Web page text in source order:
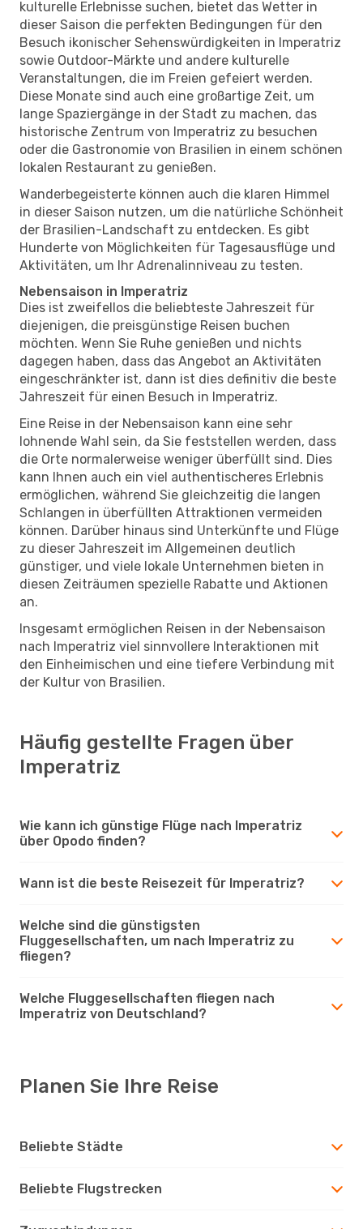
kulturelle Erlebnisse suchen, bietet das Wetter in
dieser Saison die perfekten Bedingungen für den
Besuch ikonischer Sehenswürdigkeiten in Imperatriz
sowie Outdoor-Märkte und andere kulturelle
Veranstaltungen, die im Freien gefeiert werden.
Diese Monate sind auch eine großartige Zeit, um
lange Spaziergänge in der Stadt zu machen, das
historische Zentrum von Imperatriz zu besuchen
oder die Gastronomie von Brasilien in einem schönen
lokalen Restaurant zu genießen.
Wanderbegeisterte können auch die klaren Himmel
in dieser Saison nutzen, um die natürliche Schönheit
der Brasilien-Landschaft zu entdecken. Es gibt
Hunderte von Möglichkeiten für Tagesausflüge und
Aktivitäten, um Ihr Adrenalinniveau zu testen.
Nebensaison in Imperatriz
Dies ist zweifellos die beliebteste Jahreszeit für
diejenigen, die preisgünstige Reisen buchen
möchten. Wenn Sie Ruhe genießen und nichts
dagegen haben, dass das Angebot an Aktivitäten
eingeschränkter ist, dann ist dies definitiv die beste
Jahreszeit für einen Besuch in Imperatriz.
Eine Reise in der Nebensaison kann eine sehr
lohnende Wahl sein, da Sie feststellen werden, dass
die Orte normalerweise weniger überfüllt sind. Dies
kann Ihnen auch ein viel authentischeres Erlebnis
ermöglichen, während Sie gleichzeitig die langen
Schlangen in überfüllten Attraktionen vermeiden
können. Darüber hinaus sind Unterkünfte und Flüge
zu dieser Jahreszeit im Allgemeinen deutlich
günstiger, und viele lokale Unternehmen bieten in
diesen Zeiträumen spezielle Rabatte und Aktionen
an.
Insgesamt ermöglichen Reisen in der Nebensaison
nach Imperatriz viel sinnvollere Interaktionen mit
den Einheimischen und eine tiefere Verbindung mit
der Kultur von Brasilien.
Häufig gestellte Fragen über
Imperatriz
Wie kann ich günstige Flüge nach Imperatriz
über Opodo finden?
Wann ist die beste Reisezeit für Imperatriz?
Welche sind die günstigsten
Fluggesellschaften, um nach Imperatriz zu
fliegen?
Welche Fluggesellschaften fliegen nach
Imperatriz von Deutschland?
Planen Sie Ihre Reise
Beliebte Städte
Beliebte Flugstrecken